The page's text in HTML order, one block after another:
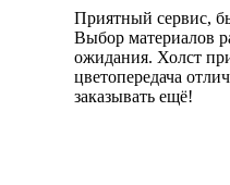
Приятный сервис,
Выбор материалов
ожидания. Холст
цветопередача
заказывать ещё!